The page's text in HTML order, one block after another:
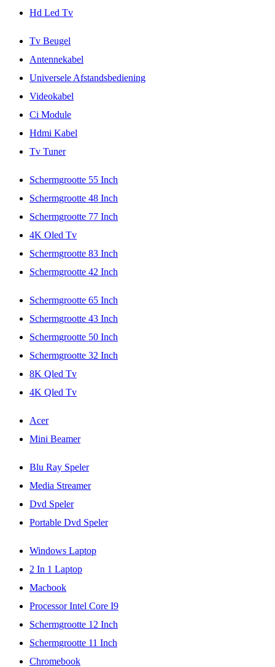
Hd Led Tv
Tv Beugel
Antennekabel
Universele Afstandsbediening
Videokabel
Ci Module
Hdmi Kabel
Tv Tuner
Schermgrootte 55 Inch
Schermgrootte 48 Inch
Schermgrootte 77 Inch
4K Oled Tv
Schermgrootte 83 Inch
Schermgrootte 42 Inch
Schermgrootte 65 Inch
Schermgrootte 43 Inch
Schermgrootte 50 Inch
Schermgrootte 32 Inch
8K Qled Tv
4K Qled Tv
Acer
Mini Beamer
Blu Ray Speler
Media Streamer
Dvd Speler
Portable Dvd Speler
Windows Laptop
2 In 1 Laptop
Macbook
Processor Intel Core I9
Schermgrootte 12 Inch
Schermgrootte 11 Inch
Chromebook